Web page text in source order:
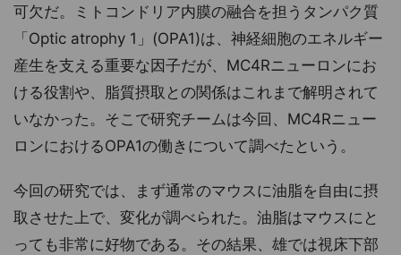
可欠だ。ミトコンドリア内膜の融合を担うタンパク質
「Optic atrophy 1」(OPA1)は、神経細胞のエネルギー
産生を支える重要な因子だが、MC4Rニューロンにお
ける役割や、脂質摂取との関係はこれまで解明されて
いなかった。そこで研究チームは今回、MC4Rニュー
ロンにおけるOPA1の働きについて調べたという。
今回の研究では、まず通常のマウスに油脂を自由に摂
取させた上で、変化が調べられた。油脂はマウスにと
っても非常に好物である。その結果、雄では視床下部